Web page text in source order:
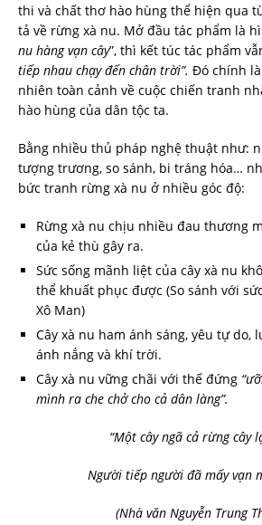
thi và chất thơ hào hùng thể hiện qua
tả về rừng xà nu. Mở đầu tác phẩm là
nu hàng vạn cây”, thì kết túc tác phẩm
tiếp nhau chạy đến chân trời”. Đó chính
nhiên toàn cảnh về cuộc chiến tranh
hào hùng của dân tộc ta.
Bằng nhiều thủ pháp nghệ thuật như:
tượng trương, so sánh, bi tráng hóa…
bức tranh rừng xà nu ở nhiều góc độ:
Rừng xà nu chịu nhiều đau thương
của kẻ thù gây ra.
Sức sống mãnh liệt của cây xà nu
thể khuất phục được (So sánh với
Xô Man)
Cây xà nu ham ánh sáng, yêu tự do,
ánh nắng và khí trời.
Cây xà nu vững chãi với thế đứng
mình ra che chở cho cả dân làng”.
“Một cây ngã cả rừng cây
Người tiếp người đã mấy vạn
(Nhà văn Nguyễn Trung